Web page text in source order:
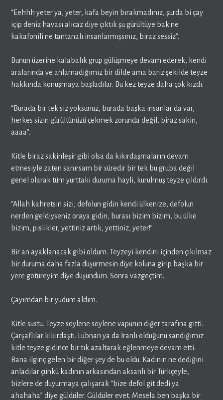
“Eehhh yeter ya, yeter, kafa beyin bırakmadınız, şurda bi çay
içip deniz havası alıcaz diye çıktık şu gürültüye bak ne
kakafonili ne tantanalı insanlarmışsınız, biraz sessiz”.
Bunun üzerine kalabalık grup gülüşmeye devam ederek, kendi
aralarında ve anlamadığımız bir dilde ama bariz şekilde teyze
hakkında konuşmaya başladılar. Bu kez teyze daha çok kızdı.
“Burada bir tek siz yoksunuz, burada başka insanlar da var,
herkes sizin gürültünüzü çekmek zorunda değil, biraz sakin,
aaaa”.
Kitle biraz sakinleşir gibi olsa da kıkırdaşmaların devam
etmesiyle zaten sanırsam bir süredir bir tek bu gruba değil
genel olarak tüm yurttaki duruma hayli, kurulmuş teyze çıldırdı.
“Allah kahretsin sizi, defolun gidin kendi ülkenize, defolun
nerden geldiyseniz oraya gidin, burası bizim bizim, bu ülke
bizim, pislikler, yettiniz artık, yettiniz, yeter!”
Bir an ayaklanacak gibi oldum. Teyzeyi kendini içinden çıkılmaz
bir duruma daha fazla düşürmesin diye koluna girip başka bir
yere götüreyim diye düşündüm. Sonra vazgeçtim.
Çayımdan bir yudum aldım.
Kitle sustu. Teyze söylene söylene vapurun diğer tarafına gitti.
Çarşaflılar kıkırdaştı. Lübnan ya da İranlı olduğunu sandığımız
kitle teyze gidince bir tık azaltarak eğlenmeye devam etti.
Bana ilginç gelen bir diğer şey de bu oldu. Kadının ne dediğini
anladılar çünkü kadının arkasından aksanlı bir Türkçeyle,
bizlere de duyurmaya çalışarak “bize defol git dedi ya
ahahaha” diye güldüler. Güldüler evet. Mesela ben başka bir